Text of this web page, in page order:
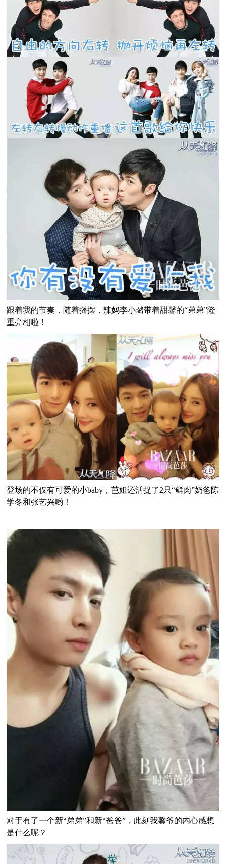
跟着我的节奏，随着摇摆，辣妈李小璐带着甜馨的“弟弟”隆
重亮相啦！
登场的不仅有可爱的小baby，芭姐还活捉了2只“鲜肉”奶爸陈
学冬和张艺兴哟！
对于有了一个新“弟弟”和新“爸爸”，此刻我馨爷的内心感想
是什么呢？